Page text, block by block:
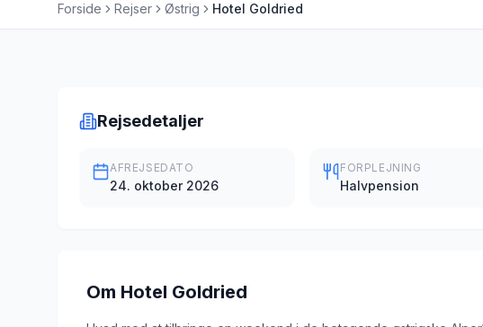
Forside Rejser Østrig Hotel Goldried
Rejsedetaljer
AFREJSEDATO
24. oktober 2026
FORPLEJNING
Halvpension
Om Hotel Goldried